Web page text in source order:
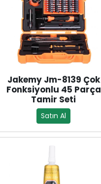
Jakemy Jm-8139 Çok
Fonksiyonlu 45 Parça
Tamir Seti
Satın Al